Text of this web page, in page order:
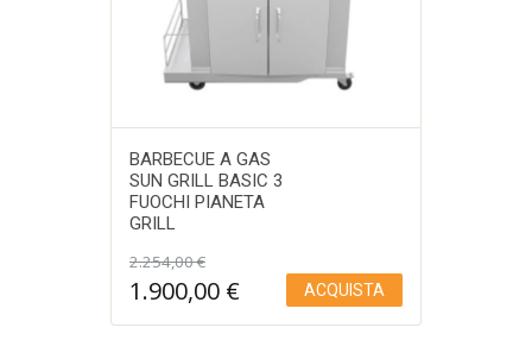
BARBECUE A GAS
SUN GRILL BASIC 3
FUOCHI PIANETA
GRILL
2.254,00€
Il
prezzo
1.900,00 €
prezzo
ACQUISTA